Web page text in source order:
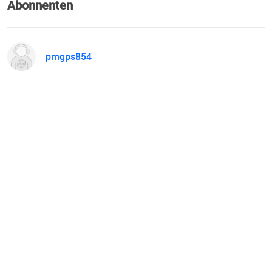
Abonnenten
pmgps854